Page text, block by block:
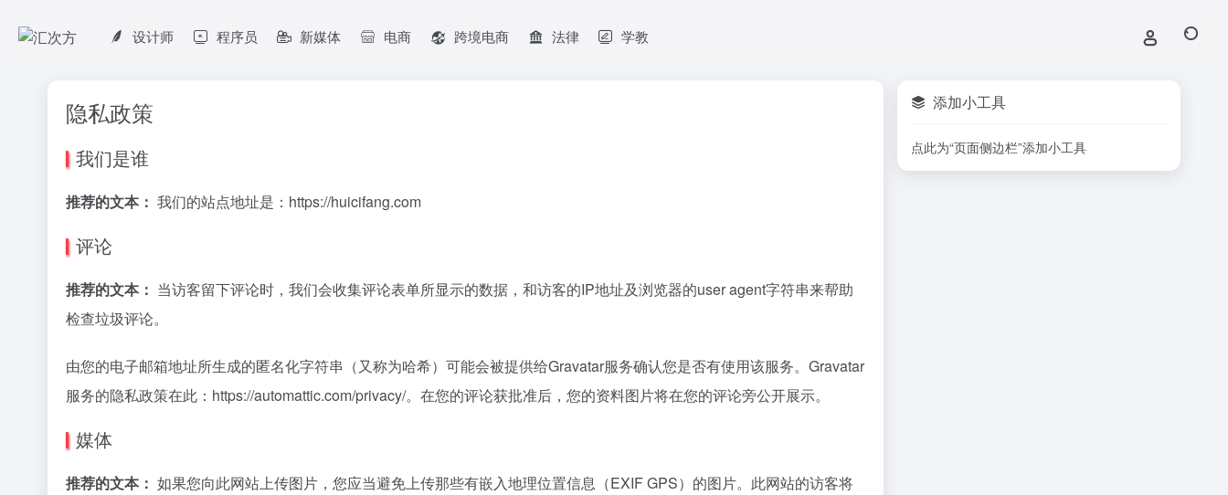
设计师 程序员 新媒体 电商 跨境电商 法律 学教
隐私政策
我们是谁
推荐的文本： 我们的站点地址是：https://huicifang.com
评论
推荐的文本： 当访客留下评论时，我们会收集评论表单所显示的数据，和访客的IP地址及浏览器的user agent字符串来帮助
检查垃圾评论。
由您的电子邮箱地址所生成的匿名化字符串（又称为哈希）可能会被提供给Gravatar服务确认您是否有使用该服务。Gravatar
服务的隐私政策在此：https://automattic.com/privacy/。在您的评论获批准后，您的资料图片将在您的评论旁公开展示。
媒体
推荐的文本： 如果您向此网站上传图片，您应当避免上传那些有嵌入地理位置信息（EXIF GPS）的图片。此网站的访客将
添加小工具
点此为“页面侧边栏”添加小工具